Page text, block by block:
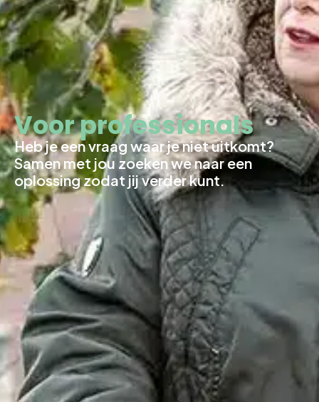
Voor professionals
Heb je een vraag waar je niet uitkomt?
Samen met jou zoeken we naar een
oplossing zodat jij verder kunt.